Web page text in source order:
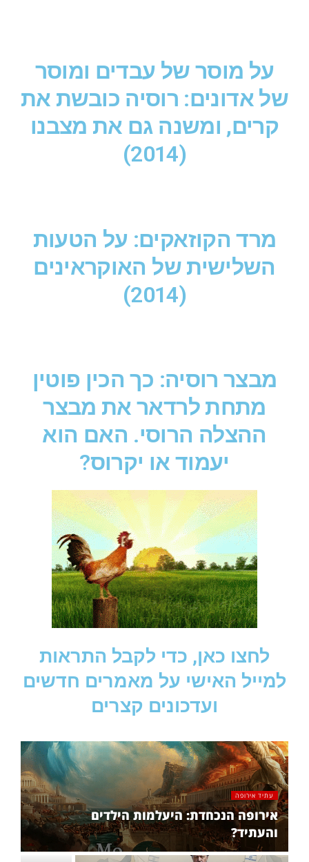
על מוסר של עבדים ומוסר
של אדונים: רוסיה כובשת את
קרים, ומשנה גם את מצבנו
(2014)
מרד הקוזאקים: על הטעות
השלישית של האוקראינים
(2014)
מבצר רוסיה: כך הכין פוטין
מתחת לרדאר את מבצר
ההצלה הרוסי. האם הוא
יעמוד או יקרוס?
לחצו כאן, כדי לקבל התראות
למייל האישי על מאמרים חדשים
ועדכונים קצרים
עתיד אירופה
אירופה הנכחדת: היעלמות הילדים
והעתיד?